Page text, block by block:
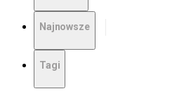
Najnowsze
Tagi